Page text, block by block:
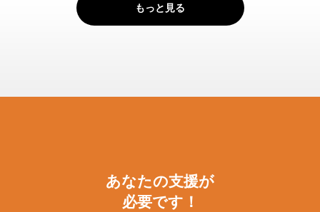
もっと見る
あなたの支援が
必要です！